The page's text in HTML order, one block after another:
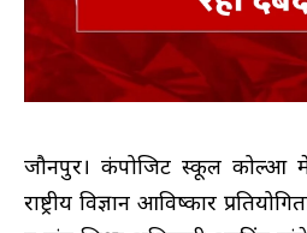
जौनपुर। कंपोजिट स्कूल कोल्हुआ
राष्ट्रीय विज्ञान आविष्कार